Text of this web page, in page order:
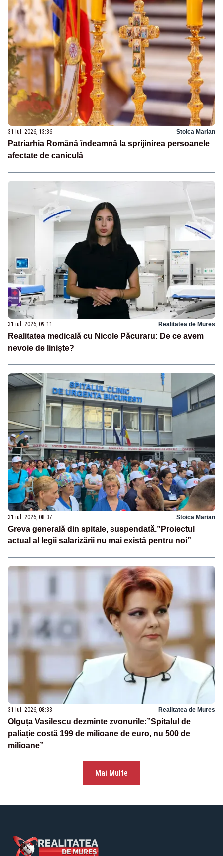
31 iul. 2026, 13:36 Stoica Marian
Patriarhia Română îndeamnă la sprijinirea persoanele
afectate de caniculă
31 iul. 2026, 09:11 Realitatea de Mures
Realitatea medicală cu Nicole Păcuraru: De ce avem
nevoie de liniște?
31 iul. 2026, 08:37 Stoica Marian
Greva generală din spitale, suspendată.”Proiectul
actual al legii salarizării nu mai există pentru noi”
31 iul. 2026, 08:33 Realitatea de Mures
Olguța Vasilescu dezminte zvonurile:”Spitalul de
paliație costă 199 de milioane de euro, nu 500 de
milioane”
Mai Multe